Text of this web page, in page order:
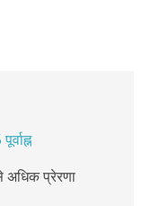
अधिक प्रेरणा